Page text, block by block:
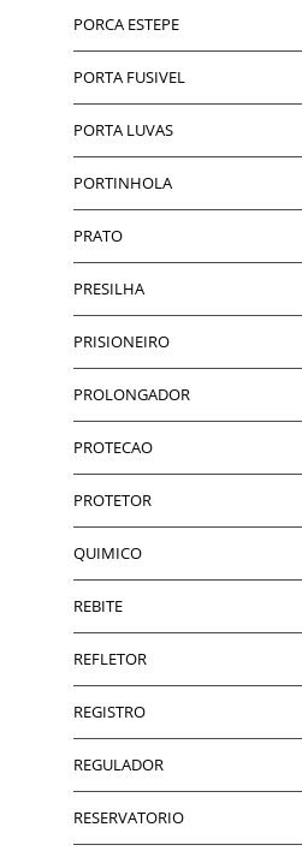
PORCA ESTEPE
PORTA FUSIVEL
PORTA LUVAS
PORTINHOLA
PRATO
PRESILHA
PRISIONEIRO
PROLONGADOR
PROTECAO
PROTETOR
QUIMICO
REBITE
REFLETOR
REGISTRO
REGULADOR
RESERVATORIO